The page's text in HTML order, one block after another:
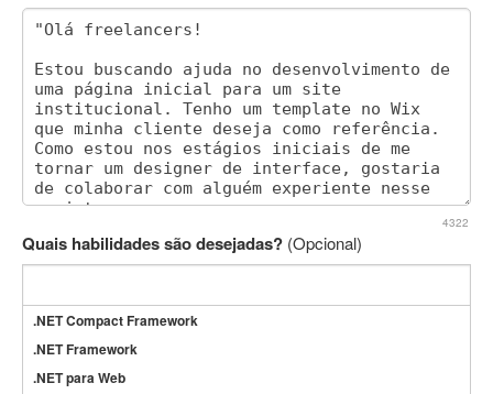
4322
Quais habilidades são desejadas? (Opcional)
.NET Compact Framework
.NET Framework
.NET para Web